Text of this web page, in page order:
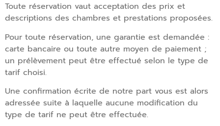
Toute réservation vaut acceptation des prix et
descriptions des chambres et prestations proposées.
Pour toute réservation, une garantie est demandée :
carte bancaire ou toute autre moyen de paiement ;
un prélèvement peut être effectué selon le type de
tarif choisi.
Une confirmation écrite de notre part vous est alors
adressée suite à laquelle aucune modification du
type de tarif ne peut être effectuée.